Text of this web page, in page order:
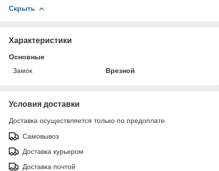
Скрыть
Характеристики
Основные
Замок
Врезной
Условия доставки
Доставка осуществляется только по предоплате.
Самовывоз
Доставка курьером
Доставка почтой